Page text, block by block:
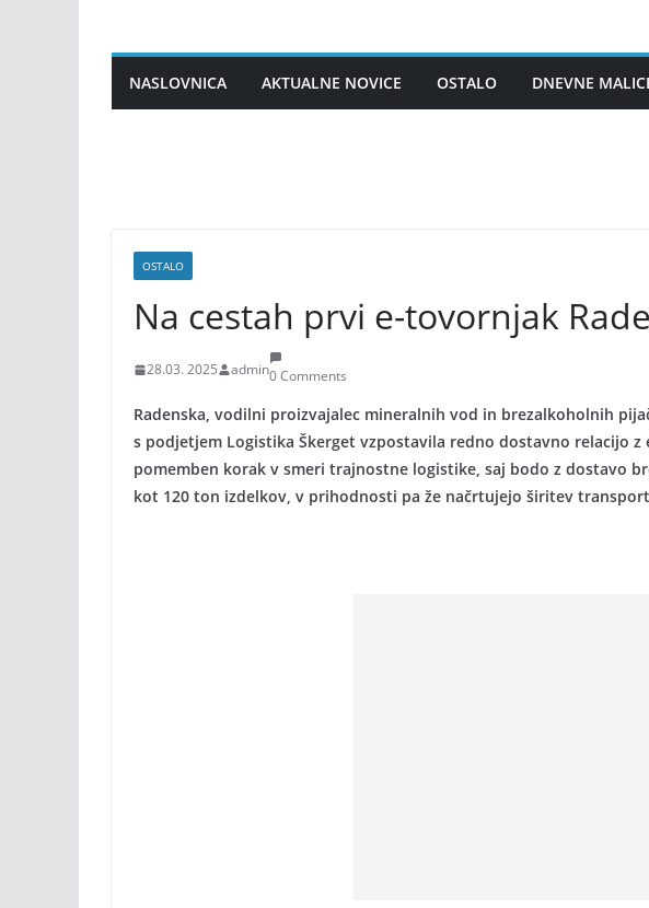
contentNASLOVNICA AKTUALNE NOVICE OSTALO DNEVNE
OSTALO
Na cestah prvi e-tovornjak
28.03. 2025 admin0 Comments
Radenska, vodilni proizvajalec mineralnih vod in brezalkoholnih
s podjetjem Logistika Škerget vzpostavila redno dostavno relacijo
pomemben korak v smeri trajnostne logistike, saj bodo z dostavo
kot 120 ton izdelkov, v prihodnosti pa že načrtujejo širitev